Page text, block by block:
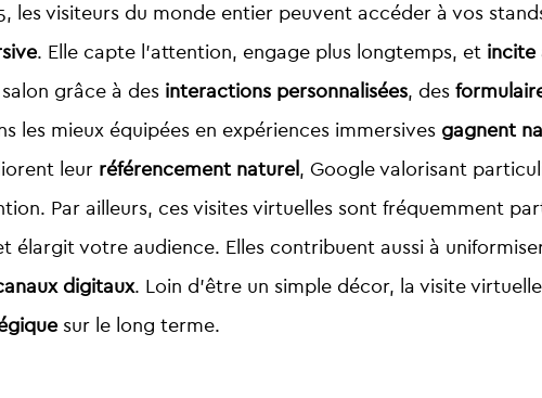
les visiteurs du monde entier peuvent accéder à vos
. Elle capte l’attention, engage plus longtemps, et incite
grâce à des interactions personnalisées, des
les mieux équipées en expériences immersives gagnent
leur référencement naturel , Google valorisant
Par ailleurs, ces visites virtuelles sont fréquemment
élargit votre audience. Elles contribuent aussi à
digitaux. Loin d’être un simple décor, la visite
sur le long terme.